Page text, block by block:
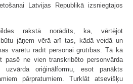
Latvijas Republikā izsniegtajos
rakstā norādīts, ka, vērtējot
būtu jāņem vērā arī tas, kādā veidā un
varētu radīt personai grūtības. Tā kā
pasē ne vien transkribēto personvārda
oriģinālformu, esot panākts
pārpratumiem. Turklāt atsevišķu